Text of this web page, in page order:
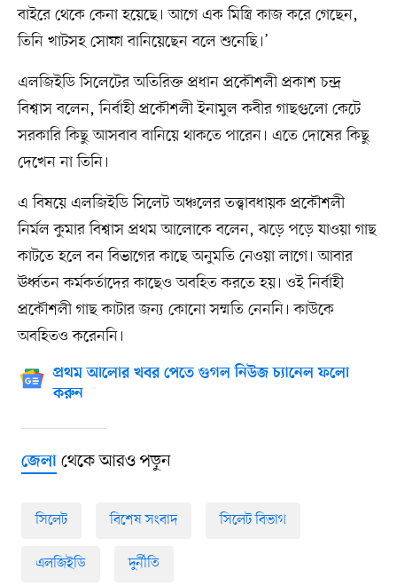
বাইরে থেকে কেনা হয়েছে। আগে এক মিস্ত্রি কাজ করে গেছেন,
তিনি খাটসহ সোফা বানিয়েছেন বলে শুনেছি।’
এলজিইডি সিলেটের অতিরিক্ত প্রধান প্রকৌশলী প্রকাশ চন্দ্র
বিশ্বাস বলেন, নির্বাহী প্রকৌশলী ইনামুল কবীর গাছগুলো কেটে
সরকারি কিছু আসবাব বানিয়ে থাকতে পারেন। এতে দোষের কিছু
দেখেন না তিনি।
এ বিষয়ে এলজিইডি সিলেট অঞ্চলের তত্ত্বাবধায়ক প্রকৌশলী
নির্মল কুমার বিশ্বাস প্রথম আলোকে বলেন, ঝড়ে পড়ে যাওয়া গাছ
কাটতে হলে বন বিভাগের কাছে অনুমতি নেওয়া লাগে। আবার
ঊর্ধ্বতন কর্মকর্তাদের কাছেও অবহিত করতে হয়। ওই নির্বাহী
প্রকৌশলী গাছ কাটার জন্য কোনো সম্মতি নেননি। কাউকে
অবহিতও করেননি।
প্রথম আলোর খবর পেতে গুগল নিউজ চ্যানেল ফলো
করুন
জেলাথেকে আরও পড়ুন
সিলেট বিশেষ সংবাদ সিলেট বিভাগ
এলজিইডি দুর্নীতি